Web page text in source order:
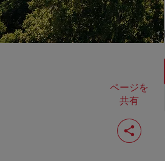
ページを
共有
ペ
ー
ジ